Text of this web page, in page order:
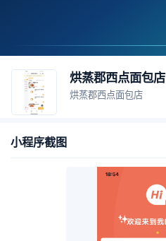
烘蒸郡西点面包店
烘蒸郡西点面包店
小程序截图